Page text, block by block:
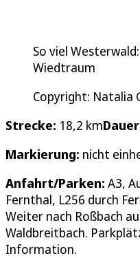
So viel
Wiedtraum
Copyright: Natalia
Strecke: 18,2 km
Markierung: nicht
Anfahrt/Parken: A3,
Fernthal, L256 durch
Weiter nach Roßbach
Waldbreitbach.
Information.